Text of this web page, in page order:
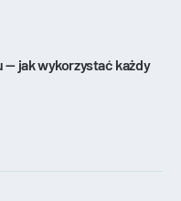
— jak wykorzystać każdy